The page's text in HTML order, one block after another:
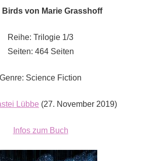
Birds von Marie Grasshoff
Reihe: Trilogie 1/3
Seiten: 464 Seiten
Genre: Science Fiction
Lübbe (27. November 2019)
Infos zum Buch